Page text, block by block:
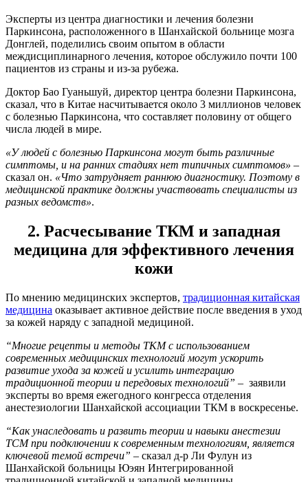
Эксперты из центра диагностики и лечения болезни
Паркинсона, расположенного в Шанхайской больнице мозга
Донглей, поделились своим опытом в области
междисциплинарного лечения, которое обслужило почти 100
пациентов из страны и из-за рубежа.
Доктор Бао Гуаньшуй, директор центра болезни Паркинсона,
сказал, что в Китае насчитывается около 3 миллионов человек
с болезнью Паркинсона, что составляет половину от общего
числа людей в мире.
«У людей с болезнью Паркинсона могут быть различные
симптомы, и на ранних стадиях нет типичных симптомов» –
сказал он. «Что затрудняет раннюю диагностику. Поэтому в
медицинской практике должны участвовать специалисты из
разных ведомств».
2. Расчесывание ТКМ и западная
медицина для эффективного лечения
кожи
По мнению медицинских экспертов, традиционная китайская
медицина оказывает активное действие после введения в уход
за кожей наряду с западной медициной.
“Многие рецепты и методы ТКМ с использованием
современных медицинских технологий могут ускорить
развитие ухода за кожей и усилить интеграцию
традиционной теории и передовых технологий” – заявили
эксперты во время ежегодного конгресса отделения
анестезиологии Шанхайской ассоциации ТКМ в воскресенье.
“Как унаследовать и развить теории и навыки анестезии
TCM при подключении к современным технологиям, является
ключевой темой встречи” – сказал д-р Ли Фулун из
Шанхайской больницы Юэян Интегрированной